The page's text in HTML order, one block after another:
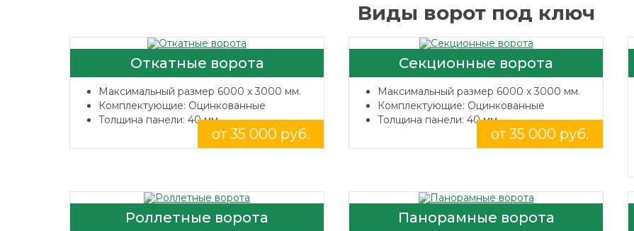
Виды ворот под ключ
Откатные ворота
Максимальный размер 6000 x 3000 мм.
Комплектующие: Оцинкованные
Толщина панели: 40 мм.
от 35 000 руб.
Секционные ворота
Максимальный размер 6000 x 3000 мм.
Комплектующие: Оцинкованные
Толщина панели: 40 мм.
от 35 000 руб.
Роллетные ворота Панорамные ворота